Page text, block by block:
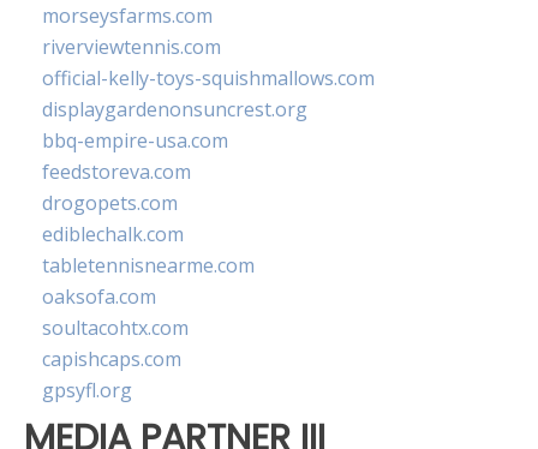
morseysfarms.com
riverviewtennis.com
official-kelly-toys-squishmallows.com
displaygardenonsuncrest.org
bbq-empire-usa.com
feedstoreva.com
drogopets.com
ediblechalk.com
tabletennisnearme.com
oaksofa.com
soultacohtx.com
capishcaps.com
gpsyfl.org
MEDIA PARTNER III